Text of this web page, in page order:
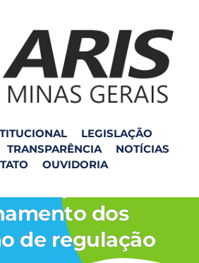
LEGISLAÇÃO
TRANSPARÊNCIA
NOTÍCIAS
OUVIDORIA
Município de
dos
de regulação